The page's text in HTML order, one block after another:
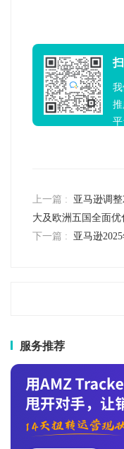
上一篇 :
亚马逊调
大及欧洲五国全面优
下一篇 :
亚马逊
服务推荐